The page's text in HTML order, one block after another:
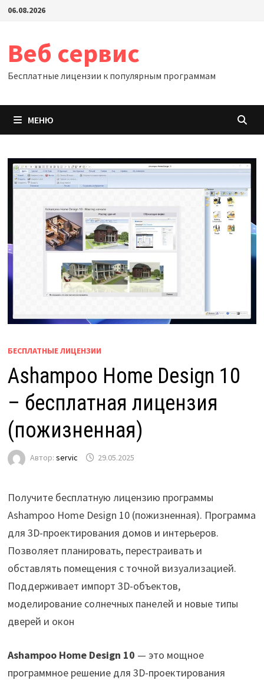
Перейти
содержимому
06.08.2026
Веб сервис
Бесплатные лицензии к популярным программам
МЕНЮ
БЕСПЛАТНЫЕ ЛИЦЕНЗИИ
Ashampoo Home Design 10
– бесплатная лицензия
(пожизненная)
Автор: servic 29.05.2025
Получите бесплатную лицензию программы
Ashampoo Home Design 10 (пожизненная). Программа
для 3D-проектирования домов и интерьеров.
Позволяет планировать, перестраивать и
обставлять помещения с точной визуализацией.
Поддерживает импорт 3D-объектов,
моделирование солнечных панелей и новые типы
дверей и окон
Ashampoo Home Design 10 — это мощное
программное решение для 3D-проектирования